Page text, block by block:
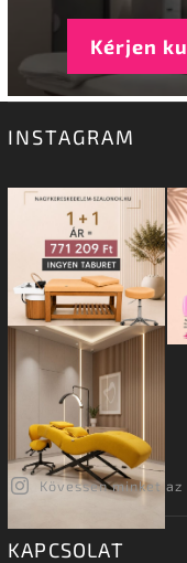
Kérjen
INSTAGRAM
Kövessen minket
KAPCSOLAT